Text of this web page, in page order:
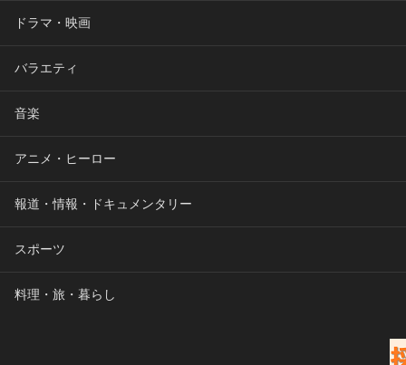
ドラマ・映画
バラエティ
音楽
アニメ・ヒーロー
報道・情報・ドキュメンタリー
スポーツ
料理・旅・暮らし